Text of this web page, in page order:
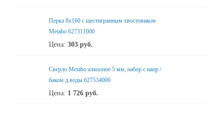
Перка 8x160 с шестигранным хвостовиком
Metabo 627311000
Цена: 303 руб.
Сверло Metabo алмазное 5 мм, набор с напр./
баком д.воды 627534000
Цена: 1 726 руб.